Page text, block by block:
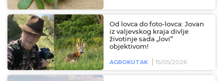
Od lovca do foto-lovca: Jovan
iz valjevskog kraja divlje
životinje sada „lovi”
objektivom!
AGROKUTAK 15/05/2026